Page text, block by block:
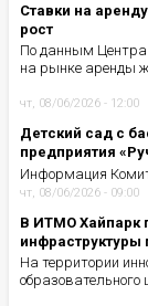
Ставки на
рост
По данным Центра
на рынке аренды
чт, 08/06/2026 - 12:00
Детский сад с
предприятия
Информация
чт, 08/06/2026 - 09:00
В ИТМО Хайпарк
инфраструктуры
На территории